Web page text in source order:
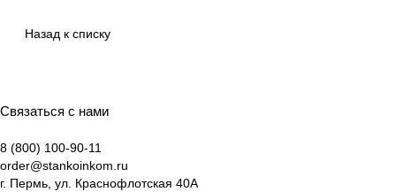
Назад к списку
Связаться с нами
8 (800) 100-90-11
order@stankoinkom.ru
г. Пермь, ул. Краснофлотская 40А